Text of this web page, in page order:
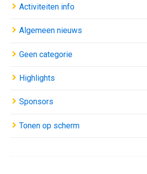
Activiteiten info
Algemeen nieuws
Geen categorie
Highlights
Sponsors
Tonen op scherm